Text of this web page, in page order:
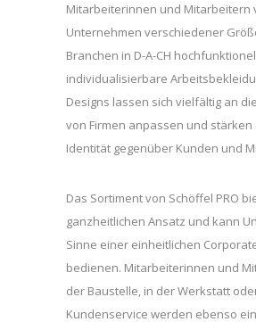
Mitarbeiterinnen und Mitarbeitern
Unternehmen verschiedener
Branchen in D-A-CH
individualisierbare
Designs lassen sich vielfältig an
von Firmen anpassen und stärken
Identität gegenüber Kunden und
Das Sortiment von Schöffel PRO
ganzheitlichen Ansatz und kann
Sinne einer einheitlichen
bedienen. Mitarbeiterinnen und
der Baustelle, in der Werkstatt
Kundenservice werden ebenso